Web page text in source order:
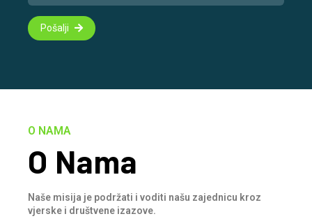
Pošalji
O NAMA
O Nama
Naše misija je podržati i voditi našu zajednicu kroz
vjerske i društvene izazove.